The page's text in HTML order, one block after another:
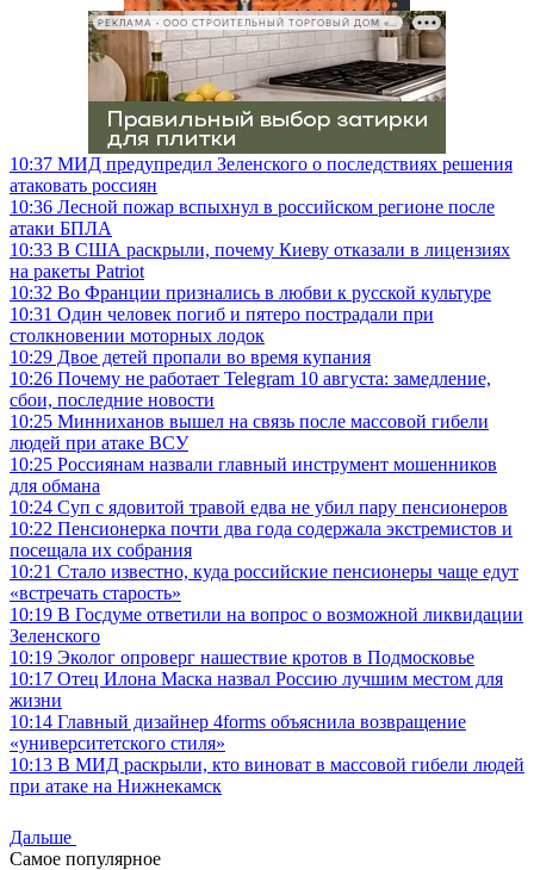
10:37 МИД предупредил Зеленского о последствиях решения
атаковать россиян
10:36 Лесной пожар вспыхнул в российском регионе после
атаки БПЛА
10:33 В США раскрыли, почему Киеву отказали в лицензиях
на ракеты Patriot
10:32 Во Франции признались в любви к русской культуре
10:31 Один человек погиб и пятеро пострадали при
столкновении моторных лодок
10:29 Двое детей пропали во время купания
10:26 Почему не работает Telegram 10 августа: замедление,
сбои, последние новости
10:25 Минниханов вышел на связь после массовой гибели
людей при атаке ВСУ
10:25 Россиянам назвали главный инструмент мошенников
для обмана
10:24 Суп с ядовитой травой едва не убил пару пенсионеров
10:22 Пенсионерка почти два года содержала экстремистов и
посещала их собрания
10:21 Стало известно, куда российские пенсионеры чаще едут
«встречать старость»
10:19 В Госдуме ответили на вопрос о возможной ликвидации
Зеленского
10:19 Эколог опроверг нашествие кротов в Подмосковье
10:17 Отец Илона Маска назвал Россию лучшим местом для
жизни
10:14 Главный дизайнер 4forms объяснила возвращение
«университетского стиля»
10:13 В МИД раскрыли, кто виноват в массовой гибели людей
при атаке на Нижнекамск
Дальше
Самое популярное